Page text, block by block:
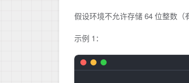
假设环境不允许存储 64 位整数（
示例 1：